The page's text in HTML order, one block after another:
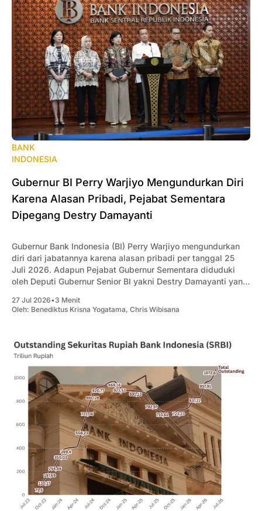
BANK
INDONESIA
Gubernur BI Perry Warjiyo Mengundurkan Diri
Karena Alasan Pribadi, Pejabat Sementara
Dipegang Destry Damayanti
Gubernur Bank Indonesia (BI) Perry Warjiyo mengundurkan
diri dari jabatannya karena alasan pribadi per tanggal 25
Juli 2026. Adapun Pejabat Gubernur Sementara diduduki
oleh Deputi Gubernur Senior BI yakni Destry Damayanti yang
27 Jul 2026•3 Menit
Oleh: Benediktus Krisna Yogatama, Chris Wibisana